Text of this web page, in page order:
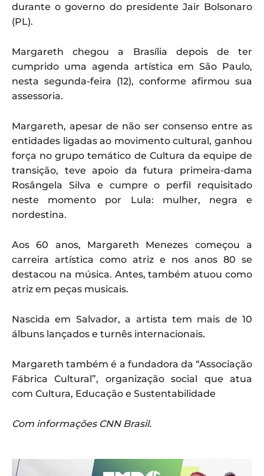
durante o governo do presidente Jair Bolsonaro
(PL).
Margareth chegou a Brasília depois de ter
cumprido uma agenda artística em São Paulo,
nesta segunda-feira (12), conforme afirmou sua
assessoria.
Margareth, apesar de não ser consenso entre as
entidades ligadas ao movimento cultural, ganhou
força no grupo temático de Cultura da equipe de
transição, teve apoio da futura primeira-dama
Rosângela Silva e cumpre o perfil requisitado
neste momento por Lula: mulher, negra e
nordestina.
Aos 60 anos, Margareth Menezes começou a
carreira artística como atriz e nos anos 80 se
destacou na música. Antes, também atuou como
atriz em peças musicais.
Nascida em Salvador, a artista tem mais de 10
álbuns lançados e turnês internacionais.
Margareth também é a fundadora da “Associação
Fábrica Cultural”, organização social que atua
com Cultura, Educação e Sustentabilidade
Com informações CNN Brasil.